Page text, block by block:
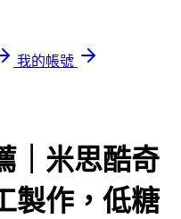
我的帳號
｜米思酷奇
製作，低糖